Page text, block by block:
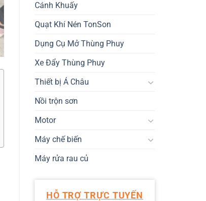
Cánh Khuấy
Quạt Khí Nén TonSon
Dụng Cụ Mở Thùng Phuy
Xe Đẩy Thùng Phuy
Thiết bị Á Châu
Nồi trộn sơn
Motor
Máy chế biến
Máy rửa rau củ
HỖ TRỢ TRỰC TUYẾN